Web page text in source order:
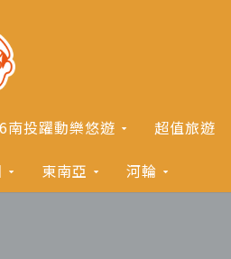
南投躍動樂悠遊 超值旅遊
東南亞 河輪